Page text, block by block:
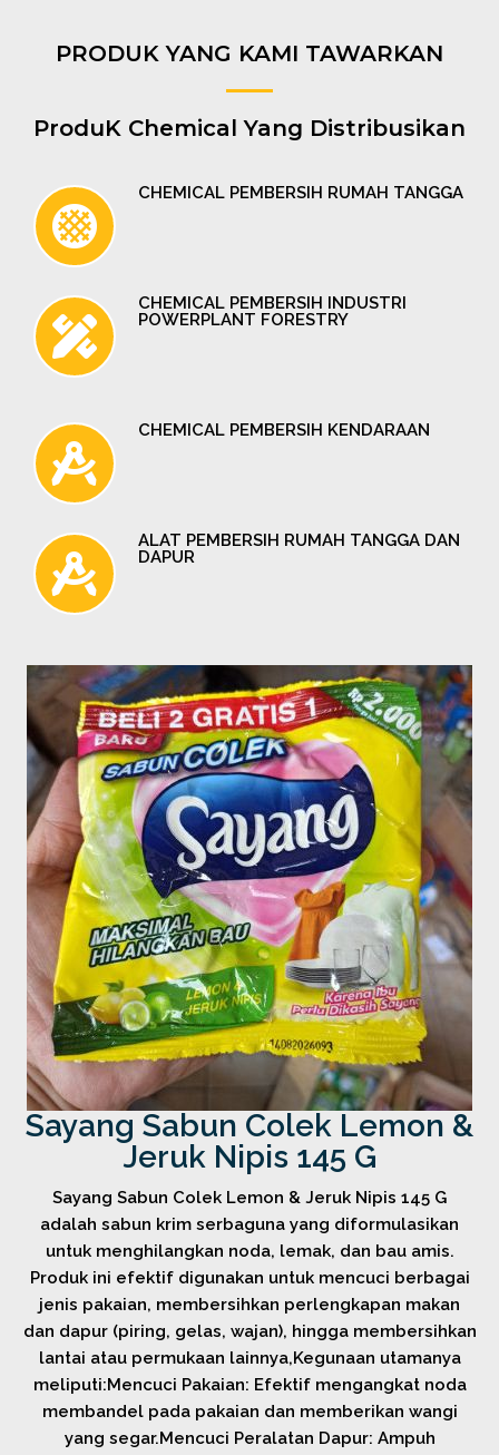
PRODUK YANG KAMI TAWARKAN
ProduK Chemical Yang Distribusikan
CHEMICAL PEMBERSIH RUMAH TANGGA
CHEMICAL PEMBERSIH INDUSTRI
POWERPLANT FORESTRY
CHEMICAL PEMBERSIH KENDARAAN
ALAT PEMBERSIH RUMAH TANGGA DAN
DAPUR
Sayang Sabun Colek Lemon &
Jeruk Nipis 145 G
Sayang Sabun Colek Lemon & Jeruk Nipis 145 G
adalah sabun krim serbaguna yang diformulasikan
untuk menghilangkan noda, lemak, dan bau amis.
Produk ini efektif digunakan untuk mencuci berbagai
jenis pakaian, membersihkan perlengkapan makan
dan dapur (piring, gelas, wajan), hingga membersihkan
lantai atau permukaan lainnya,Kegunaan utamanya
meliputi:Mencuci Pakaian: Efektif mengangkat noda
membandel pada pakaian dan memberikan wangi
yang segar.Mencuci Peralatan Dapur: Ampuh